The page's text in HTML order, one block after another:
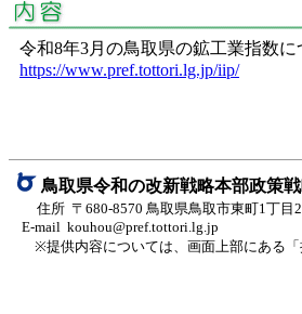
令和8年3月の鳥取県の鉱工業指数
https://www.pref.tottori.lg.jp/iip/
鳥取県令和の改新戦略本部政策
住所 〒680-8570 鳥取県鳥取市東町1丁目
E-mail kouhou@pref.tottori.lg.jp
※提供内容については、画面上部にある